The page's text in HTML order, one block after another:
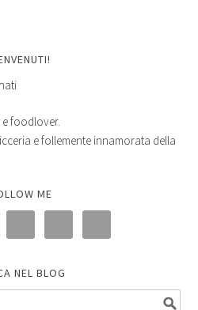
foodlover.
e follemente innamorata della
ME
NEL BLOG